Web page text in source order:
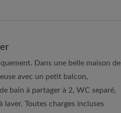
Dans une belle maison de
avec un petit balcon,
bain à partager à 2, WC separé,
laver. Toutes charges incluses